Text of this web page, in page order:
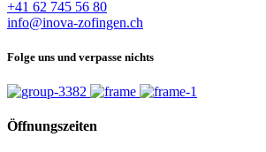
+41 62 745 56 80
info@inova-zofingen.ch
Folge uns und verpasse nichts
Öffnungszeiten